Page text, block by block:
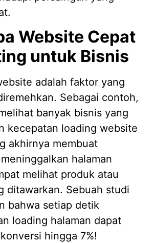
Website Cepat
untuk Bisnis
adalah faktor yang
Sebagai contoh,
banyak bisnis yang
kecepatan loading website
akhirnya membuat
halaman
melihat produk atau
ditawarkan. Sebuah studi
bahwa setiap detik
loading halaman dapat
hingga 7%!